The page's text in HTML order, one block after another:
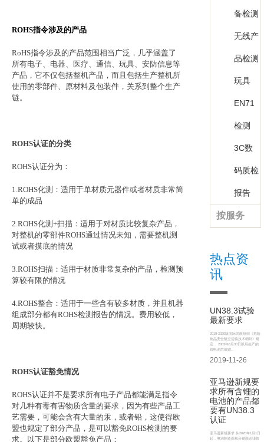
ROHS指令涉及的产品
RoHS指令涉及的产品范围相当广泛，几乎涵盖了
所有电子、电器、医疗、通信、玩具、安防信息等
产品，它不仅包括整机产品，而且包括生产整机所
使用的零部件、原材料及包装件，关系到整个生产
链。
ROHS认证的分类
ROHS认证分为：
1.ROHS化测：适用于单材质元器件或者材质非常简
单的成品
2.ROHS化测 +扫描：适用于对材质比较复杂产品，
对整机的零部件ROHS通过情况未知，需要整机测
试或者摸底的情况
3.ROHS扫描：适用于材质非常复杂的产品，检测预
算较有限的情况
4.ROHS整合：适用于一些含有较多材质，并且机器
组成部分都有ROHS检测报告的情况。费用较低，
周期较快。
ROHS认证豁免情况
ROHS认证并不是要求所有电子产品都能满足指令
对几种有毒有害物质含量的要求，因为有些产品工
艺需要，可能会含有大量的汞，或者铅，这使得欧
盟也规定了部分产品，是可以豁免ROHS检测的要
求。以下是部分欧盟豁免产品：
备检测
无线产
品检测
玩具
EN71
检测
3C数
码质检
报告
按服务
热点资
讯
UN38.3试验
最新要求
2019-2020版国际民航组织《危险
物品安全航空运输技术细则》规
定， 2003年6月30日以后生产的
锂电池芯或锂..
2019-11-26
亚马逊新规要
求所有含锂的
电池的产品都
要有UN38.3
认证
亚马逊新规要求 从2020年1月1日
起，电池制造商和分销商必须按